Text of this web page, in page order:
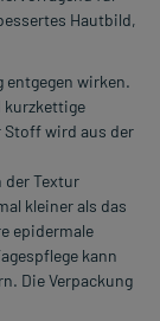
Hautbild,
wirken.
kurzkettige
Stoff wird aus der
der Textur
kleiner als das
epidermale
kann
Die Verpackung